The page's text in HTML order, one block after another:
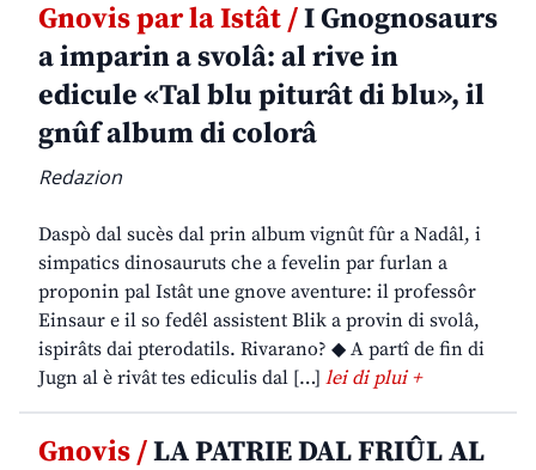
Gnovis par la Istât /I Gnognosaurs
a imparin a svolâ: al rive in
edicule «Tal blu piturât di blu», il
gnûf album di colorâ
Redazion
Daspò dal sucès dal prin album vignût fûr a Nadâl, i
simpatics dinosauruts che a fevelin par furlan a
proponin pal Istât une gnove aventure: il professôr
Einsaur e il so fedêl assistent Blik a provin di svolâ,
ispirâts dai pterodatils. Rivarano? ◆ A partî de fin di
Jugn al è rivât tes ediculis dal […] lei di plui +
Gnovis /LA PATRIE DAL FRIÛL AL